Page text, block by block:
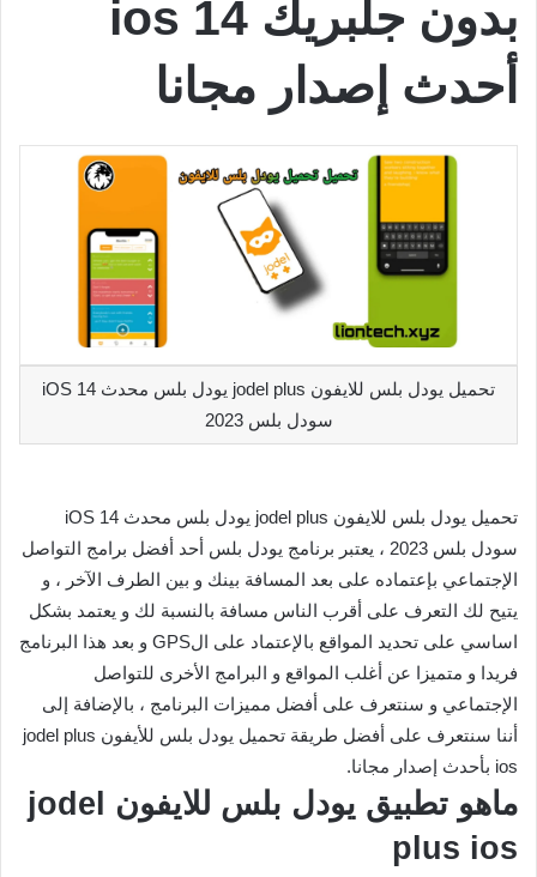
بدون جلبريك ios 14
أحدث إصدار مجانا
تحميل يودل بلس للايفون jodel plus يودل بلس محدث iOS 14
سودل بلس 2023
تحميل يودل بلس للايفون jodel plus يودل بلس محدث iOS 14
سودل بلس 2023 ، يعتبر برنامج يودل بلس أحد أفضل برامج التواصل
الإجتماعي بإعتماده على بعد المسافة بينك و بين الطرف الآخر ، و
يتيح لك التعرف على أقرب الناس مسافة بالنسبة لك و يعتمد بشكل
اساسي على تحديد المواقع بالإعتماد على الGPS و بعد هذا البرنامج
فريدا و متميزا عن أغلب المواقع و البرامج الأخرى للتواصل
الإجتماعي و سنتعرف على أفضل مميزات البرنامج ، بالإضافة إلى
أننا سنتعرف على أفضل طريقة تحميل يودل بلس للأيفون jodel plus
ios بأحدث إصدار مجانا.
ماهو تطبيق يودل بلس للايفون jodel
plus ios